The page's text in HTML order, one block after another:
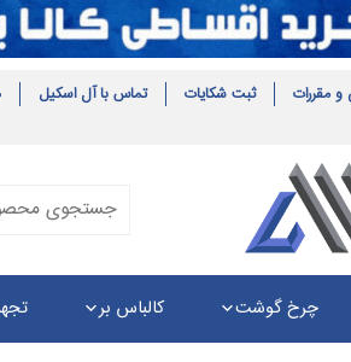
و مقررات ثبت شکایات تماس با آل اسکیل
چرخ گوشت کالباس بر